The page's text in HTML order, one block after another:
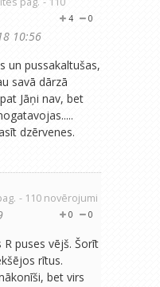
0
4
10:56
un pussakaltušas,
savā dārzā
Jāņi nav, bet
dzērvenes.
- 110 novērojumi
0
0
puses vējš. Šorīt
rītus.
bet virs